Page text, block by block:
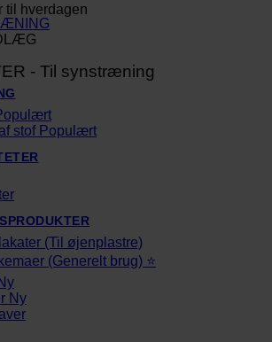
til hverdagen
- Til synstræning
stof
(Til øjenplastre)
(Generelt brug) ⭐